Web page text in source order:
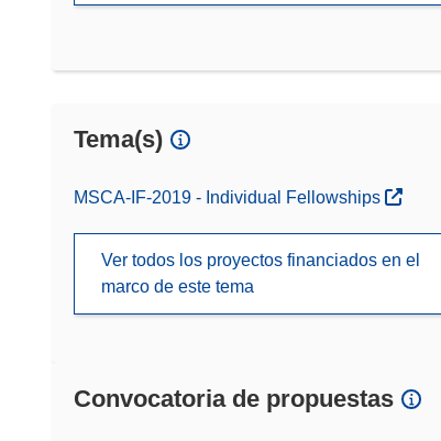
Tema(s)
MSCA-IF-2019 - Individual Fellowships
Ver todos los proyectos financiados en el
marco de este tema
Convocatoria de propuestas